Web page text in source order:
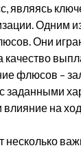
являясь
Одним
Они
качество
флюсов –
заданными
на